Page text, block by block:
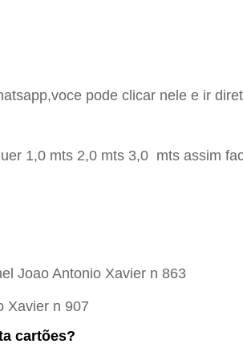
pode clicar nele e ir
1,0 mts 2,0 mts 3,0 mts assim
Joao Antonio Xavier n 863
Xavier n 907
cartões?